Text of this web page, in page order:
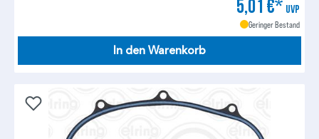
5,01 €* UVP
Geringer Bestand
In den Warenkorb